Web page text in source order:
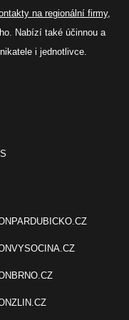
na regionální firmy,
Nabízí také účinnou a
i jednotlivce.